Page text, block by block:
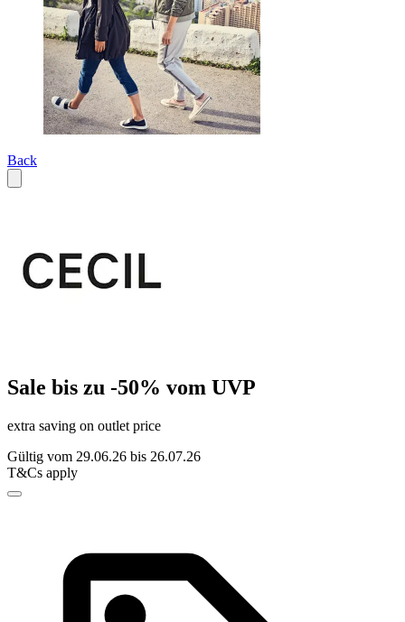
Back
Sale bis zu -50% vom UVP
extra saving on outlet price
Gültig vom 29.06.26 bis 26.07.26
T&Cs apply